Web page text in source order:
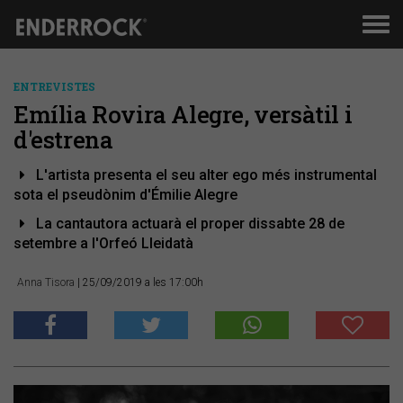
ENTREVISTES
Emília Rovira Alegre, versàtil i
d'estrena
L'artista presenta el seu alter ego més instrumental
sota el pseudònim d'Émilie Alegre
La cantautora actuarà el proper dissabte 28 de
setembre a l'Orfeó Lleidatà
Anna Tisora | 25/09/2019 a les 17:00h